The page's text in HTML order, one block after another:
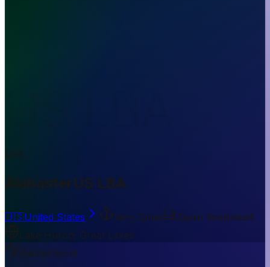
AlabasterUS LBA
🇺🇸United States Very Small
Open Roadstead
Lake Huron; Great Lakes
Kurzantwort